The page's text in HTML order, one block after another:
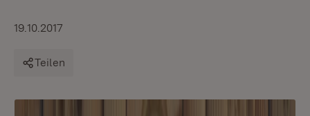
19.10.2017
Teilen